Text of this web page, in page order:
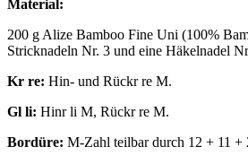
Material:
200 g Alize Bamboo Fine Uni (100%
Stricknadeln Nr. 3 und eine Häkelnadel
Kr re: Hin- und Rückr re M.
Gl li: Hinr li M, Rückr re M.
Bordüre: M-Zahl teilbar durch 12 + 11 +